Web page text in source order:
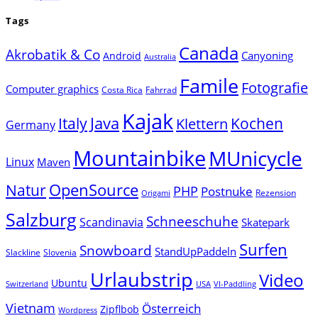
Tags
Akrobatik & Co Android Australia Canada Canyoning
Computer graphics Costa Rica Fahrrad Famile Fotografie
Germany Italy Java Kajak Klettern Kochen
Linux Maven MountainbikeMUnicycle
NaturOpenSource Origami PHP Postnuke Rezension
SalzburgScandinavia Schneeschuhe Skatepark
Slackline Slovenia Snowboard StandUpPaddeln Surfen
Switzerland Ubuntu Urlaubstrip USA VI-Paddling Video
Vietnam Wordpress Zipflbob Österreich